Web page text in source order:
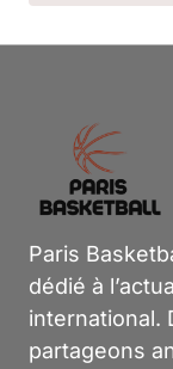
Paris
dédié à
international.
partageons